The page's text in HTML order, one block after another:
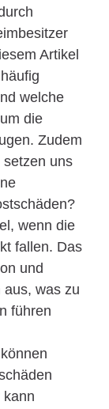
Artikel
welche
die
Zudem
uns
wenn die
fallen. Das
und
aus, was zu
führen
kann